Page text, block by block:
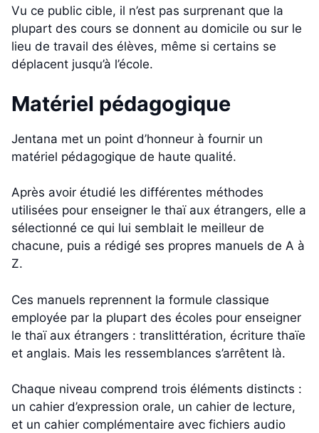
Vu ce public cible, il n’est pas surprenant que la
plupart des cours se donnent au domicile ou sur le
lieu de travail des élèves, même si certains se
déplacent jusqu’à l’école.
Matériel pédagogique
Jentana met un point d’honneur à fournir un
matériel pédagogique de haute qualité.
Après avoir étudié les différentes méthodes
utilisées pour enseigner le thaï aux étrangers, elle a
sélectionné ce qui lui semblait le meilleur de
chacune, puis a rédigé ses propres manuels de A à
Z.
Ces manuels reprennent la formule classique
employée par la plupart des écoles pour enseigner
le thaï aux étrangers : translittération, écriture thaïe
et anglais. Mais les ressemblances s’arrêtent là.
Chaque niveau comprend trois éléments distincts :
un cahier d’expression orale, un cahier de lecture,
et un cahier complémentaire avec fichiers audio